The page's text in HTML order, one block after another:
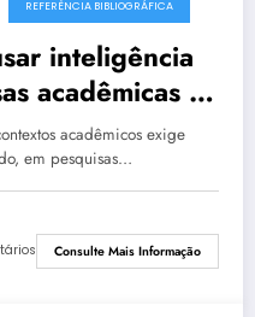
REFERÊNCIA BIBLIOGRÁFICA
inteligência
acadêmicas e
acadêmicos exige
em pesquisas…
Consulte Mais Informação